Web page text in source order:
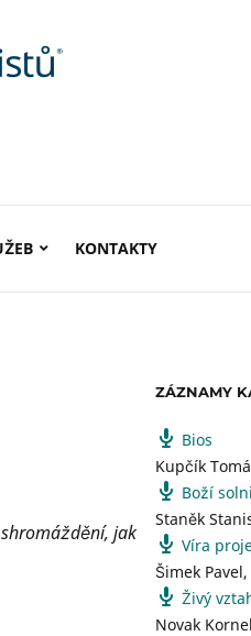
KONTAKTY
jak
ZÁZNAMY
Bios
Kupčík
Boží
Staněk
Víra
Šimek Pavel,
Živý
Novak